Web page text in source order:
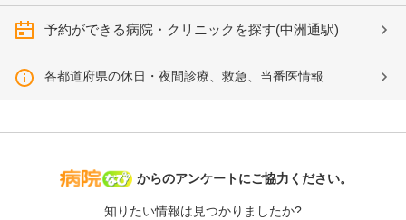
予約ができる病院・クリニックを探す(中洲通駅)
各都道府県の休日・夜間診療、救急、当番医情報
病院なび
からのアンケートにご協力ください。
知りたい情報は見つかりましたか?